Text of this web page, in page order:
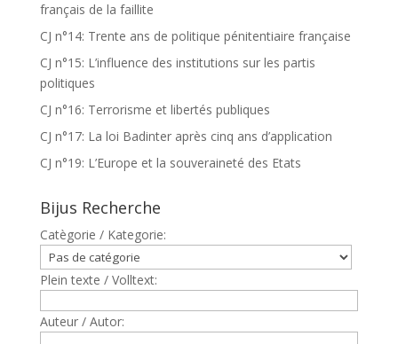
français de la faillite
CJ n°14: Trente ans de politique pénitentiaire française
CJ n°15: L’influence des institutions sur les partis
politiques
CJ n°16: Terrorisme et libertés publiques
CJ n°17: La loi Badinter après cinq ans d’application
CJ n°19: L’Europe et la souveraineté des Etats
Bijus Recherche
Catègorie / Kategorie:
Plein texte / Volltext:
Auteur / Autor: